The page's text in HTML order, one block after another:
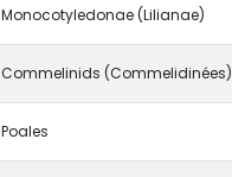
Monocotyledonae (Lilianae)
Commelinids (Commelidinées)
Poales